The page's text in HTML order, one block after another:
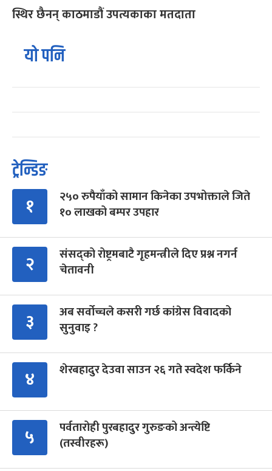
स्थिर छैनन् काठमाडौं उपत्यकाका मतदाता
यो पनि
ट्रेन्डिङ
१
२५० रुपैयाँको सामान किनेका उपभोक्ताले जिते
१० लाखको बम्पर उपहार
२
संसद्को रोष्ट्रमबाटै गृहमन्त्रीले दिए प्रश्न नगर्न
चेतावनी
३
अब सर्वोच्चले कसरी गर्छ कांग्रेस विवादको
सुनुवाइ ?
४ शेरबहादुर देउवा साउन २६ गते स्वदेश फर्किने
५
पर्वतारोही पुरबहादुर गुरुङको अन्त्येष्टि
(तस्वीरहरू)